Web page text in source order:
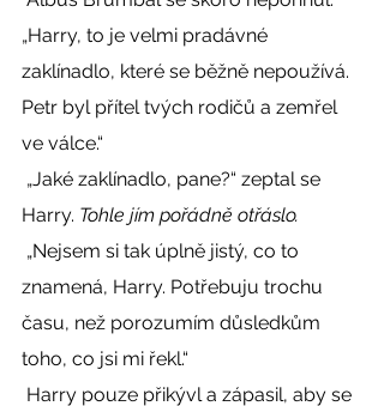
„Harry, to je velmi pradávné
zaklínadlo, které se běžně nepoužívá.
Petr byl přítel tvých rodičů a zemřel
ve válce.“
Harry. Tohle jím pořádně otřáslo.
znamená, Harry. Potřebuju trochu
času, než porozumím důsledkům
toho, co jsi mi řekl.“